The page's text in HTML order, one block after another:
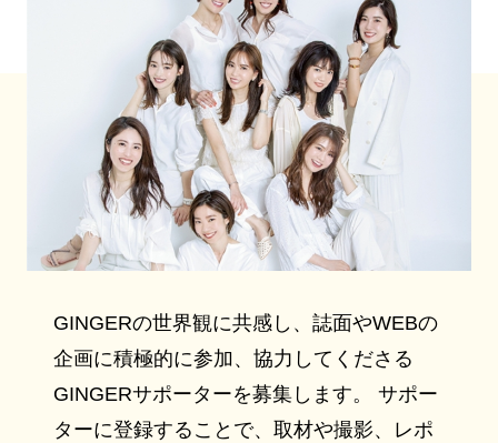
GINGERの世界観に共感し、誌面やWEBの
企画に積極的に参加、協力してくださる
GINGERサポーターを募集します。 サポー
ターに登録することで、取材や撮影、レポ